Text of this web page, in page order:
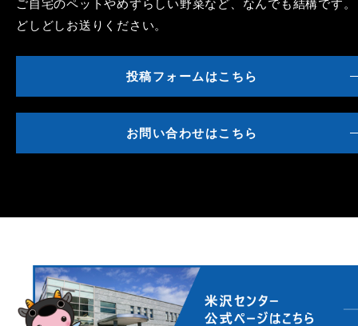
ご自宅のペットやめずらしい野菜など、なんでも結構です。
どしどしお送りください。
投稿フォームはこちら
お問い合わせはこちら